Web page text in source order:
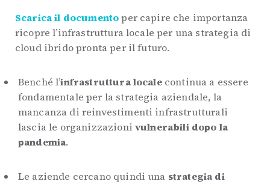
Scarica il documentoper capire che importanza
ricopre l’infrastruttura locale per una strategia di
cloud ibrido pronta per il futuro.
Benché l’infrastruttura localecontinua a essere
fondamentale per la strategia aziendale, la
mancanza di reinvestimenti infrastrutturali
lascia le organizzazionivulnerabili dopo la
pandemia.
Le aziende cercano quindi una strategia di